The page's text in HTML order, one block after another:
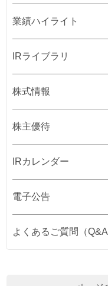
業績ハイライト
IRライブラリ
株式情報
株主優待
IRカレンダー
電子公告
よくあるご質問（Q&A